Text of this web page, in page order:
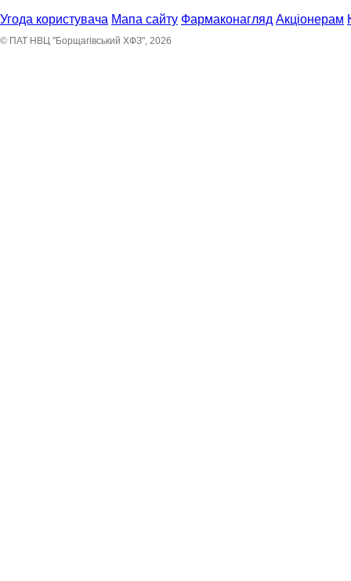
Угода користувача Мапа сайту Фармаконагляд Акціонерам
© ПАТ НВЦ "Борщагівський ХФЗ", 2026